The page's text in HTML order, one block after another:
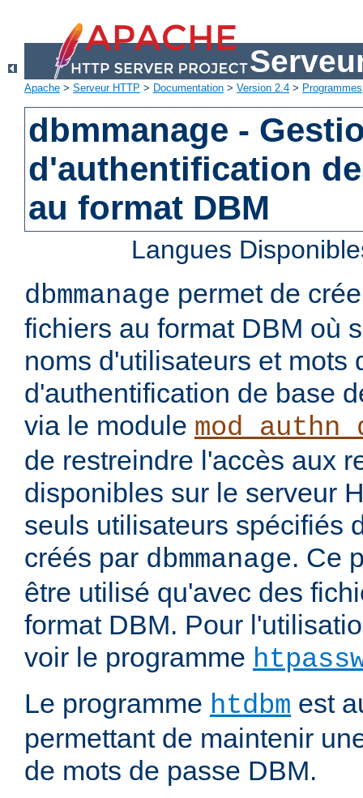
Apache > Serveur HTTP > Documentation > Version 2.4 > Programmes
dbmmanage -
d'authentification
au format DBM
Langues
dbmmanage permet de
fichiers au format DBM où
noms d'utilisateurs et mots
d'authentification de base
via le module
de restreindre l'accès aux
disponibles sur le serveur
seuls utilisateurs spécifiés
créés par dbmmanage. Ce
être utilisé qu'avec des
format DBM. Pour
voir le programme
Le programme htdbm est
permettant de maintenir
de mots de passe DBM.